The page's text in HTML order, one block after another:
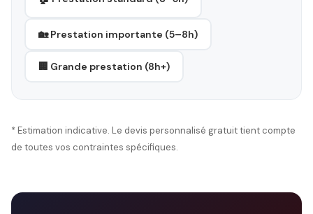
🏡 Prestation importante (5–8h)
🏢 Grande prestation (8h+)
* Estimation indicative. Le devis personnalisé gratuit tient compte
de toutes vos contraintes spécifiques.